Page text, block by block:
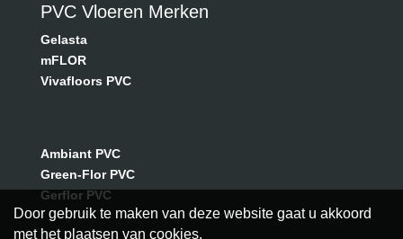
PVC Vloeren Merken
Gelasta
mFLOR
Vivafloors PVC
Ambiant PVC
Green-Flor PVC
Gerflor PVC
Door gebruik te maken van deze website gaat u akkoord
met het plaatsen van cookies.